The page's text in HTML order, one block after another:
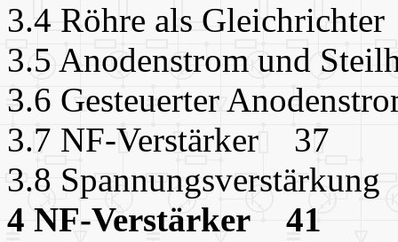
3.4 Röhre als
3.5 Anodenstrom und
3.6 Gesteuerter
3.7 NF-Verstärker 37
3.8
4 NF-Verstärker 41